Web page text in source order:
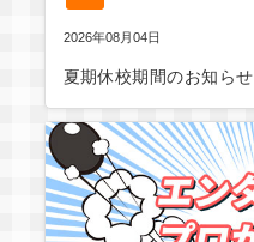
2026年08月04日
夏期休校期間のお知らせ